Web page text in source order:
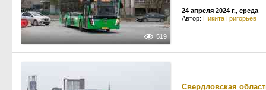
519
24 апреля 2024 г., среда
Автор: Никита Григорьев
Свердловская